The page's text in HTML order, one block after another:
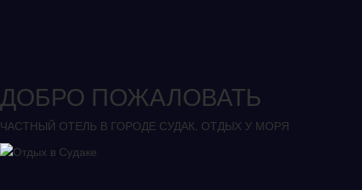
ДОБРО ПОЖАЛОВАТЬ
ЧАСТНЫЙ ОТЕЛЬ В ГОРОДЕ СУДАК. ОТДЫХ У МОРЯ